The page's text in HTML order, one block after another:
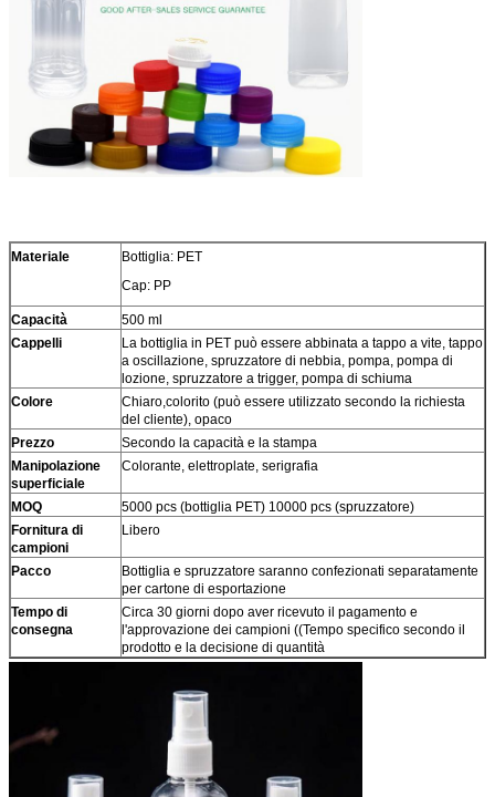
Materiale
Bottiglia: PET
Cap: PP
Capacità
500 ml
Cappelli
La bottiglia in PET può essere abbinata a tappo a vite, tappo
a oscillazione, spruzzatore di nebbia, pompa, pompa di
lozione, spruzzatore a trigger, pompa di schiuma
Colore
Chiaro,colorito (può essere utilizzato secondo la richiesta
del cliente), opaco
Prezzo
Secondo la capacità e la stampa
Manipolazione
superficiale
Colorante, elettroplate, serigrafia
MOQ
5000 pcs (bottiglia PET) 10000 pcs (spruzzatore)
Fornitura di
campioni
Libero
Pacco
Bottiglia e spruzzatore saranno confezionati separatamente
per cartone di esportazione
Tempo di
consegna
Circa 30 giorni dopo aver ricevuto il pagamento e
l'approvazione dei campioni ((Tempo specifico secondo il
prodotto e la decisione di quantità